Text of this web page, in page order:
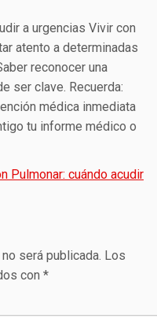
a urgencias Vivir con
atento a determinadas
reconocer una
ser clave. Recuerda:
médica inmediata
tu informe médico o
Pulmonar: cuándo acudir
será publicada. Los
con *